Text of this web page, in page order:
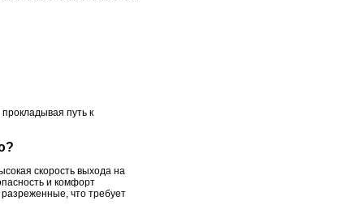
путь к
скорость выхода на
и комфорт
что требует